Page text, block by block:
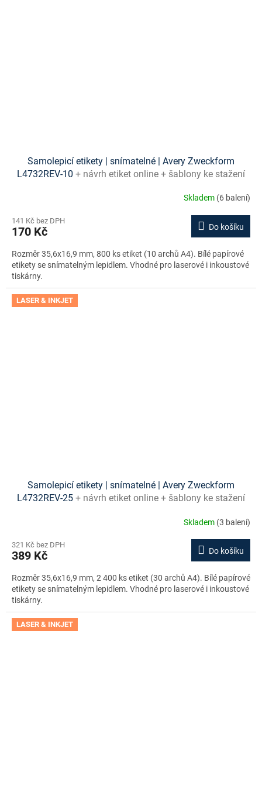
Samolepicí etikety | snímatelné | Avery Zweckform
L4732REV-10 + návrh etiket online + šablony ke stažení
Skladem (6 balení)
141 Kč bez DPH
170 Kč Do košíku
Rozměr 35,6x16,9 mm, 800 ks etiket (10 archů A4). Bílé papírové
etikety se snímatelným lepidlem. Vhodné pro laserové i inkoustové
tiskárny.
LASER & INKJET
Samolepicí etikety | snímatelné | Avery Zweckform
L4732REV-25 + návrh etiket online + šablony ke stažení
Skladem (3 balení)
321 Kč bez DPH
389 Kč Do košíku
Rozměr 35,6x16,9 mm, 2 400 ks etiket (30 archů A4). Bílé papírové
etikety se snímatelným lepidlem. Vhodné pro laserové i inkoustové
tiskárny.
LASER & INKJET